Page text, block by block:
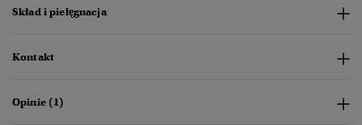
Skład i pielęgnacja
Kontakt
Opinie (1)